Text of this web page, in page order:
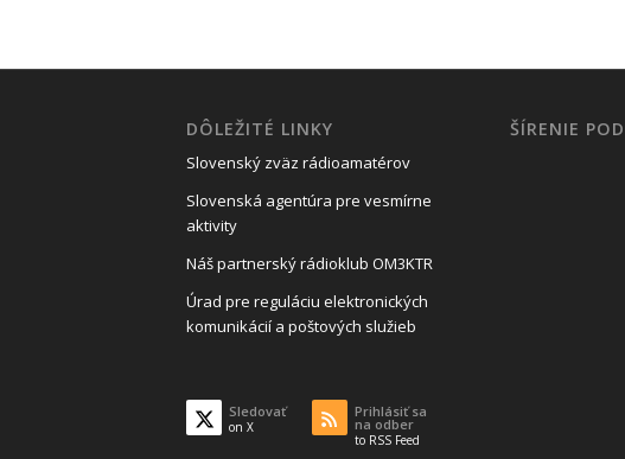
DÔLEŽITÉ LINKY
Slovenský zväz rádioamatérov
Slovenská agentúra pre vesmírne
aktivity
Náš partnerský rádioklub OM3KTR
Úrad pre reguláciu elektronických
komunikácií a poštových služieb
Sledovať
on X
Prihlásiť sa
na odber
to RSS Feed
ŠÍRENIE